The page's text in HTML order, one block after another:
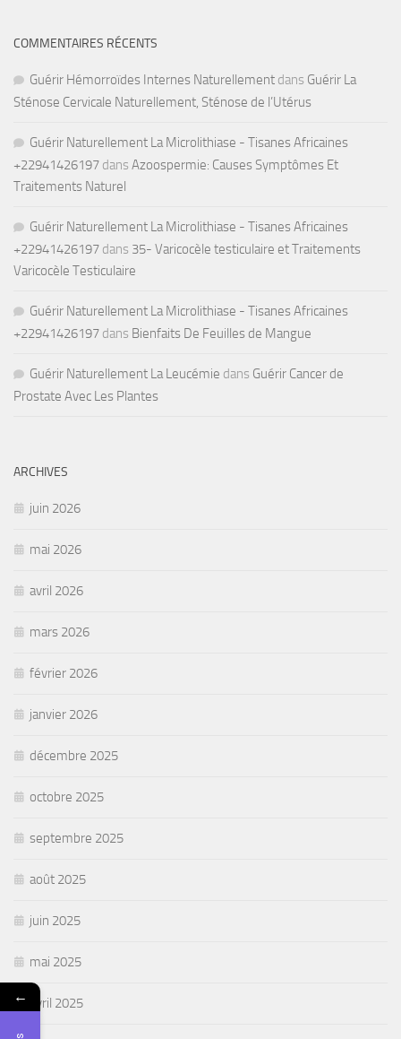
COMMENTAIRES RÉCENTS
Guérir Hémorroïdes Internes Naturellement dans Guérir La
Sténose Cervicale Naturellement, Sténose de l’Utérus
Guérir Naturellement La Microlithiase - Tisanes Africaines
+22941426197 dans Azoospermie: Causes Symptômes Et
Traitements Naturel
Guérir Naturellement La Microlithiase - Tisanes Africaines
+22941426197 dans 35- Varicocèle testiculaire et Traitements
Varicocèle Testiculaire
Guérir Naturellement La Microlithiase - Tisanes Africaines
+22941426197 dans Bienfaits De Feuilles de Mangue
Guérir Naturellement La Leucémie dans Guérir Cancer de
Prostate Avec Les Plantes
ARCHIVES
juin 2026
mai 2026
avril 2026
mars 2026
février 2026
janvier 2026
décembre 2025
octobre 2025
septembre 2025
août 2025
juin 2025
mai 2025
avril 2025
←